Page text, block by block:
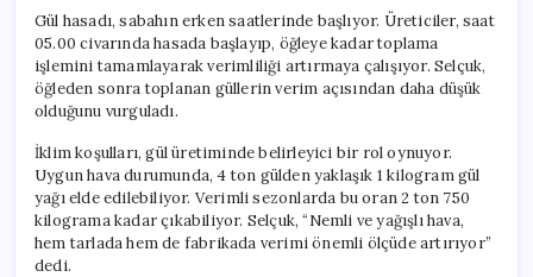
Gül hasadı, sabahın erken saatlerinde başlıyor. Üreticiler, saat
05.00 civarında hasada başlayıp, öğleye kadar toplama
işlemini tamamlayarak verimliliği artırmaya çalışıyor. Selçuk,
öğleden sonra toplanan güllerin verim açısından daha düşük
olduğunu vurguladı.
İklim koşulları, gül üretiminde belirleyici bir rol oynuyor.
Uygun hava durumunda, 4 ton gülden yaklaşık 1 kilogram gül
yağı elde edilebiliyor. Verimli sezonlarda bu oran 2 ton 750
kilograma kadar çıkabiliyor. Selçuk, “Nemli ve yağışlı hava,
hem tarlada hem de fabrikada verimi önemli ölçüde artırıyor”
dedi.